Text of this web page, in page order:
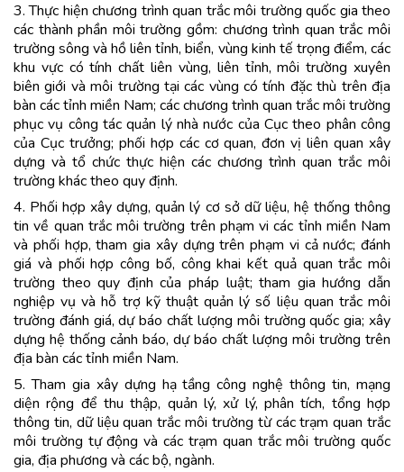
3. Thực hiện chương trình quan trắc môi trường quốc gia theo
các thành phần môi trường gồm: chương trình quan trắc môi
trường sông và hồ liên tỉnh, biển, vùng kinh tế trọng điểm, các
khu vực có tính chất liên vùng, liên tỉnh, môi trường xuyên
biên giới và môi trường tại các vùng có tính đặc thù trên địa
bàn các tỉnh miền Nam; các chương trình quan trắc môi trường
phục vụ công tác quản lý nhà nước của Cục theo phân công
của Cục trưởng; phối hợp các cơ quan, đơn vị liên quan xây
dựng và tổ chức thực hiện các chương trình quan trắc môi
trường khác theo quy định.
4. Phối hợp xây dựng, quản lý cơ sở dữ liệu, hệ thống thông
tin về quan trắc môi trường trên phạm vi các tỉnh miền Nam
và phối hợp, tham gia xây dựng trên phạm vi cả nước; đánh
giá và phối hợp công bố, công khai kết quả quan trắc môi
trường theo quy định của pháp luật; tham gia hướng dẫn
nghiệp vụ và hỗ trợ kỹ thuật quản lý số liệu quan trắc môi
trường đánh giá, dự báo chất lượng môi trường quốc gia; xây
dựng hệ thống cảnh báo, dự báo chất lượng môi trường trên
địa bàn các tỉnh miền Nam.
5. Tham gia xây dựng hạ tầng công nghệ thông tin, mạng
diện rộng để thu thập, quản lý, xử lý, phân tích, tổng hợp
thông tin, dữ liệu quan trắc môi trường từ các trạm quan trắc
môi trường tự động và các trạm quan trắc môi trường quốc
gia, địa phương và các bộ, ngành.